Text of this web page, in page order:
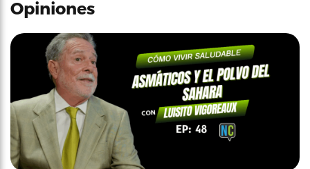
Opiniones